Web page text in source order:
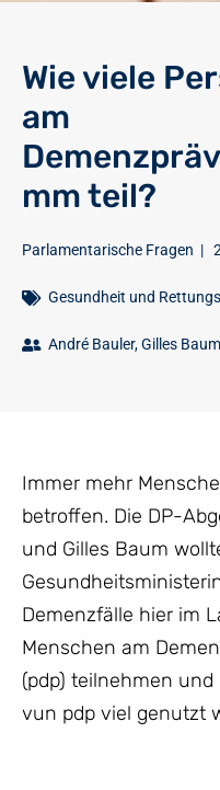
Wie viele
am
mm teil?
Parlamentarische Fragen |
Gesundheit und
André Bauler,Gilles Baum
Immer mehr
betroffen. Die DP-
und Gilles Baum
Demenzfälle hier im
Menschen am
(pdp) teilnehmen
vun pdp viel genutzt